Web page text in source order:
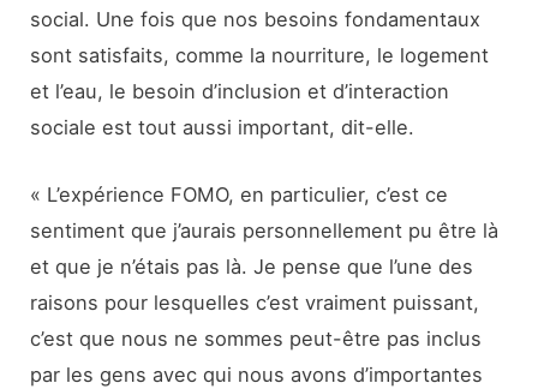
social. Une fois que nos besoins fondamentaux
sont satisfaits, comme la nourriture, le logement
et l’eau, le besoin d’inclusion et d’interaction
sociale est tout aussi important, dit-elle.
« L’expérience FOMO, en particulier, c’est ce
sentiment que j’aurais personnellement pu être là
et que je n’étais pas là. Je pense que l’une des
raisons pour lesquelles c’est vraiment puissant,
c’est que nous ne sommes peut-être pas inclus
par les gens avec qui nous avons d’importantes